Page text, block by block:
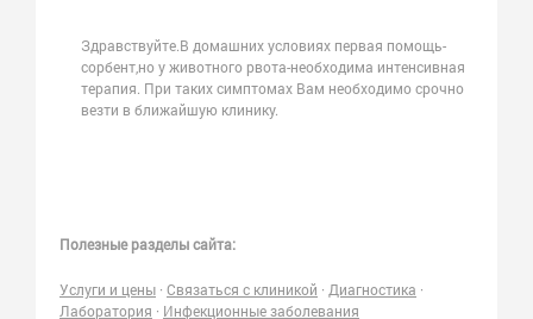
Здравствуйте.В домашних условиях первая помощь-
сорбент,но у животного рвота-необходима интенсивная
терапия. При таких симптомах Вам необходимо срочно
везти в ближайшую клинику.
Полезные разделы сайта:
Услуги и цены · Связаться с клиникой · Диагностика ·
Лаборатория · Инфекционные заболевания